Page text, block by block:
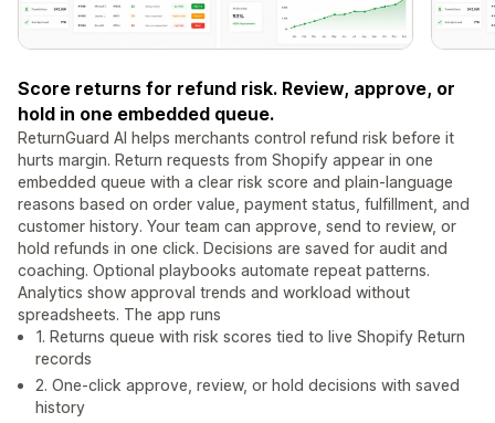
Score returns for refund risk. Review, approve, or
hold in one embedded queue.
ReturnGuard AI helps merchants control refund risk before it
hurts margin. Return requests from Shopify appear in one
embedded queue with a clear risk score and plain-language
reasons based on order value, payment status, fulfillment, and
customer history. Your team can approve, send to review, or
hold refunds in one click. Decisions are saved for audit and
coaching. Optional playbooks automate repeat patterns.
Analytics show approval trends and workload without
spreadsheets. The app runs
1. Returns queue with risk scores tied to live Shopify Return
records
2. One-click approve, review, or hold decisions with saved
history